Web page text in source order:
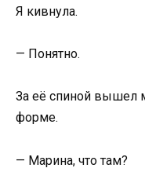
Я кивнула.
— Понятно.
За её спиной вышел
форме.
— Марина, что там?